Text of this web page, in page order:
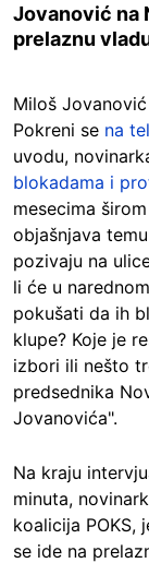
Jovanović na
prelaznu
Miloš
Pokreni se na
uvodu,
blokadama i
mesecima
objašnjava
pozivaju na
li će u
pokušati da ih
klupe? Koje je
izbori ili nešto
predsednika
Jovanovića".
Na kraju
minuta,
koalicija POKS,
se ide na